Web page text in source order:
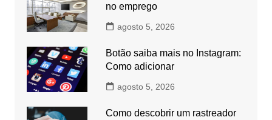
no emprego
agosto 5, 2026
Botão saiba mais no Instagram:
Como adicionar
agosto 5, 2026
Como descobrir um rastreador